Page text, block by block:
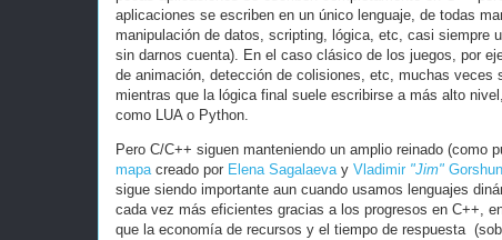
aplicaciones se escriben en un único lenguaje, de todas
manipulación de datos, scripting, lógica, etc, casi siempre
sin darnos cuenta). En el caso clásico de los juegos, por
de animación, detección de colisiones, etc, muchas veces
mientras que la lógica final suele escribirse a más alto
como LUA o Python.
Pero C/C++ siguen manteniendo un amplio reinado (como
mapacreado por Elena Sagalaevay Vladimir "Jim"
sigue siendo importante aun cuando usamos lenguajes
cada vez más eficientes gracias a los progresos en C++,
que la economía de recursos y el tiempo de respuesta